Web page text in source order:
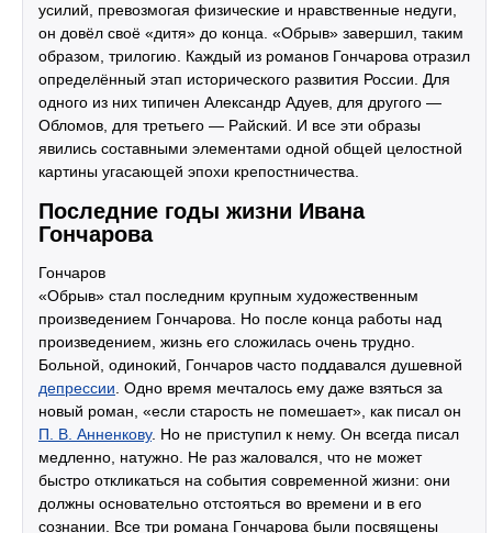
усилий, превозмогая физические и нравственные недуги,
он довёл своё «дитя» до конца. «Обрыв» завершил, таким
образом, трилогию. Каждый из романов Гончарова отразил
определённый этап исторического развития России. Для
одного из них типичен Александр Адуев, для другого —
Обломов, для третьего — Райский. И все эти образы
явились составными элементами одной общей целостной
картины угасающей эпохи крепостничества.
Последние годы жизни Ивана
Гончарова
Гончаров
«Обрыв» стал последним крупным художественным
произведением Гончарова. Но после конца работы над
произведением, жизнь его сложилась очень трудно.
Больной, одинокий, Гончаров часто поддавался душевной
депрессии . Одно время мечталось ему даже взяться за
новый роман, «если старость не помешает», как писал он
П. В. Анненкову. Но не приступил к нему. Он всегда писал
медленно, натужно. Не раз жаловался, что не может
быстро откликаться на события современной жизни: они
должны основательно отстояться во времени и в его
сознании. Все три романа Гончарова были посвящены